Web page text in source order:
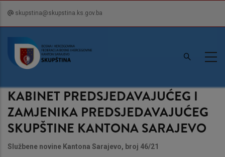
content
skupstina@skupstina.ks.gov.ba
KABINET PREDSJEDAVAJUĆEG I
ZAMJENIKA PREDSJEDAVAJUĆEG
SKUPŠTINE KANTONA SARAJEVO
Službene novine Kantona Sarajevo, broj 46/21